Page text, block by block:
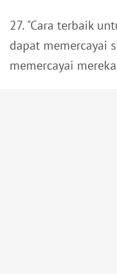
27. "Cara terbaik
dapat memercayai
memercayai